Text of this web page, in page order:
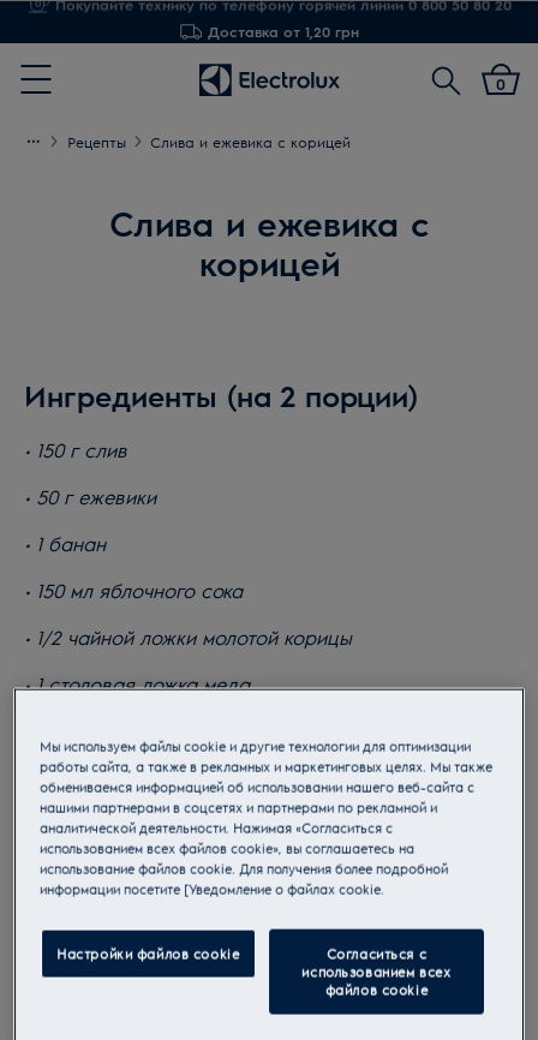
Menu
Поиск 0
Рецепты Слива и ежевика с корицей
Слива и ежевика с
корицей
Ингредиенты (на 2 порции)
• 150 г слив
• 50 г ежевики
• 1 банан
• 150 мл яблочного сока
• 1/2 чайной ложки молотой корицы
• 1 столовая ложка меда
Мы используем файлы cookie и другие технологии для оптимизации
работы сайта, а также в рекламных и маркетинговых целях. Мы также
обмениваемся информацией об использовании нашего веб-сайта с
нашими партнерами в соцсетях и партнерами по рекламной и
аналитической деятельности. Нажимая «Согласиться с
использованием всех файлов cookie», вы соглашаетесь на
использование файлов cookie. Для получения более подробной
информации посетите [Уведомление о файлах cookie.
Настройки файлов cookie
Согласиться с
использованием всех
файлов cookie